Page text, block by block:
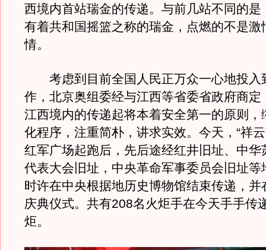
西境内首站瑞金的传递。与前几站不同的是
有着共和国摇篮之称的瑞金，点燃的不是激
情。
考虑到目前全国人民正万众一心地投入
作，北京奥组委经与江西等省委省政府商定
江西境内的传递起将本着安全第一的原则，
化程序，注重简朴，讲求实效。今天，“祥
红军广场起跑后，先后途经红井旧址、中华
代表大会旧址，中央革命军事委员会旧址等
时许在中央根据地历史博物馆结束传递，并
庆典仪式。共有208名火炬手在今天手手传
炬。